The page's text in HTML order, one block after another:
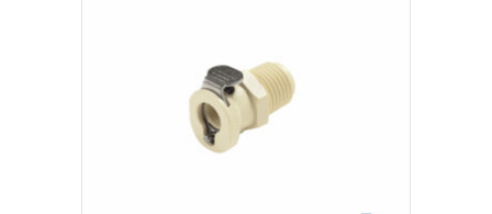
IN DEN WARENKORB